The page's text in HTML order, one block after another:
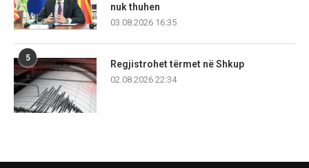
nuk thuhen
03.08.2026 16:35
5
Regjistrohet tërmet në Shkup
02.08.2026 22:34